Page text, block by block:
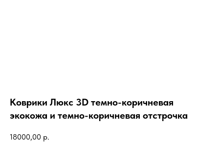
Коврики Люкс 3D темно-коричневая
экокожа и темно-коричневая отстрочка
18000,00 р.